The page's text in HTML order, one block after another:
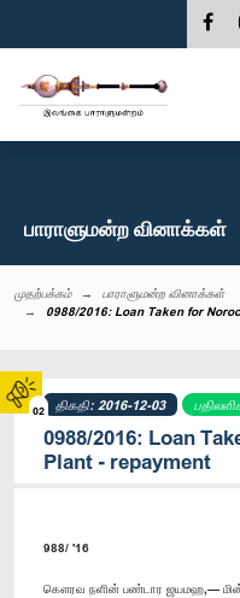
02
பாராளுமன்ற வினாக்கள்
முதற்பக்கம்
பாராளுமன்ற வினாக்கள்
0988/2016: Loan Taken for
திகதி: 2016-12-03
0988/2016: Loan
Plant - repayment
988/ '16
கௌரவ நளின் பண்டார ஜயமஹ,—